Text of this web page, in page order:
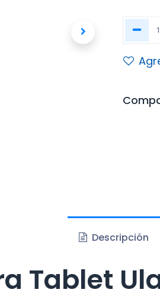
Descripción
Tablet